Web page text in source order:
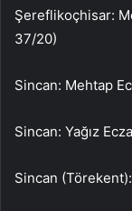
Şereflikoçhisar:
37/20)
Sincan: Mehtap
Sincan: Yağız
Sincan